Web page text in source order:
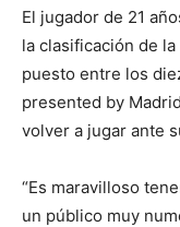
El jugador de 21
la clasificación de
puesto entre los
presented by
volver a jugar ante
“Es maravilloso
un público muy